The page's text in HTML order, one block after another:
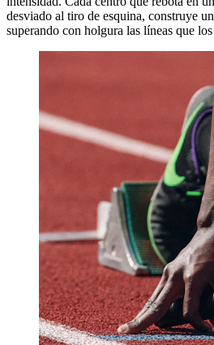
desviado al tiro de esquina, construye
superando con holgura las líneas que